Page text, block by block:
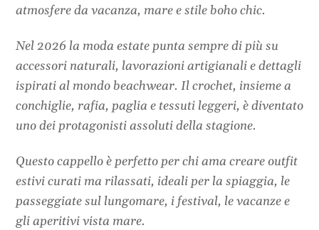
atmosfere da vacanza, mare e stile boho chic.
Nel 2026 la moda estate punta sempre di più su
accessori naturali, lavorazioni artigianali e dettagli
ispirati al mondo beachwear. Il crochet, insieme a
conchiglie, rafia, paglia e tessuti leggeri, è diventato
uno dei protagonisti assoluti della stagione.
Questo cappello è perfetto per chi ama creare outfit
estivi curati ma rilassati, ideali per la spiaggia, le
passeggiate sul lungomare, i festival, le vacanze e
gli aperitivi vista mare.